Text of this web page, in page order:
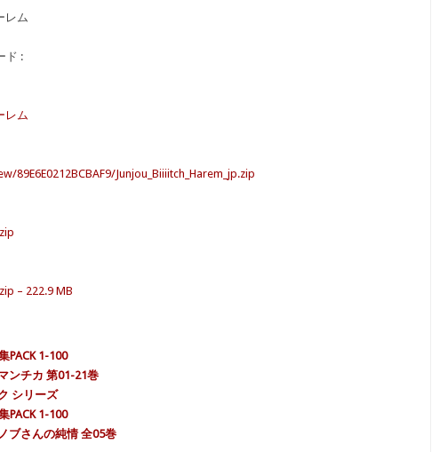
レム
ド :
レム
89E6E0212BCBAF9/Junjou_Biiiitch_Harem_jp.zip
– 222.9 MB
PACK 1-100
ンチカ 第01-21巻
シリーズ
PACK 1-100
ブさんの純情 全05巻